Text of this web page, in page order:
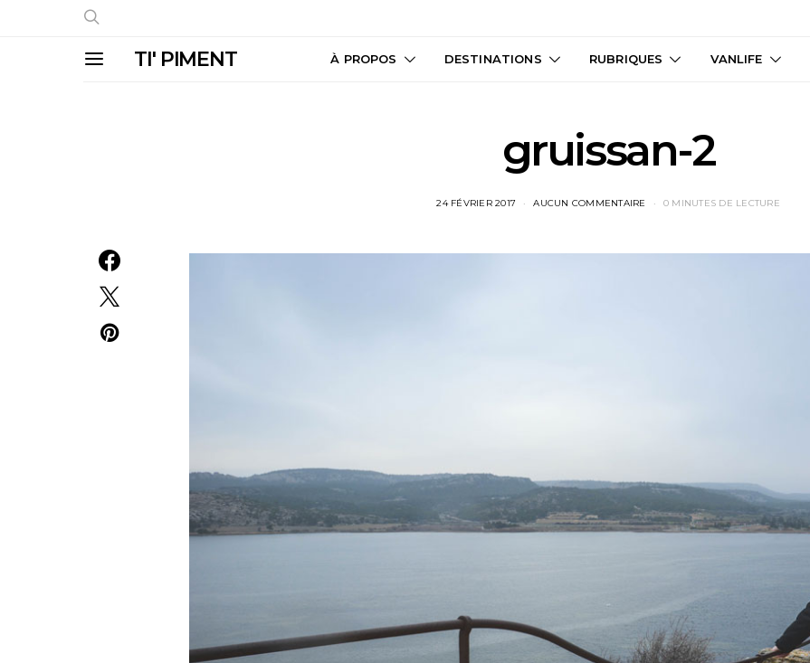
TI' PIMENT À PROPOS DESTINATIONS RUBRIQUES VANLIFE
gruissan-2
24 FÉVRIER 2017 AUCUN COMMENTAIRE 0 MINUTES DE LECTURE